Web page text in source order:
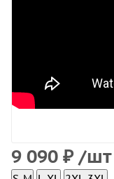
9 090 ₽ /шт